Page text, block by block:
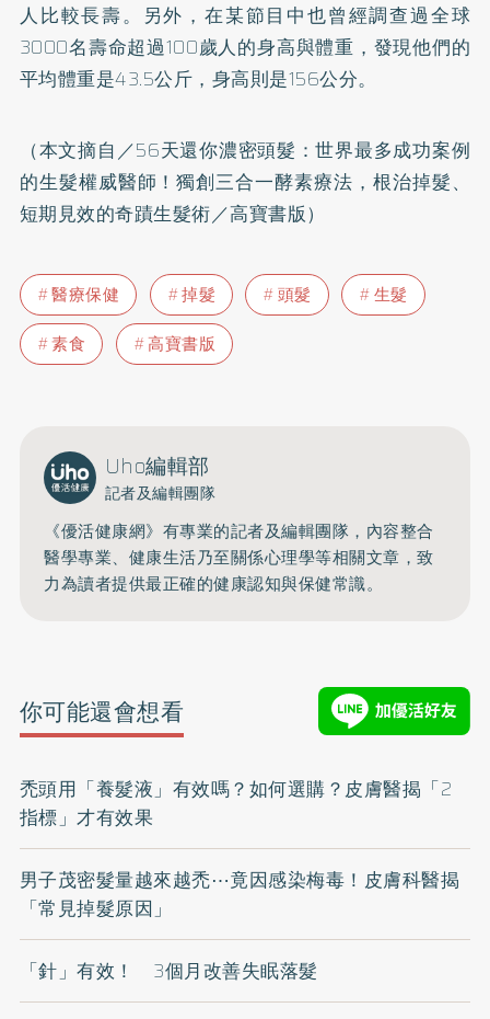
人比較長壽。另外，在某節目中也曾經調查過全球
3000名壽命超過100歲人的身高與體重，發現他們的
平均體重是43.5公斤，身高則是156公分。
（本文摘自／56天還你濃密頭髮：世界最多成功案例
的生髮權威醫師！獨創三合一酵素療法，根治掉髮、
短期見效的奇蹟生髮術／高寶書版）
醫療保健 掉髮 頭髮
生髮
素食
高寶書版
Uho編輯部
記者及編輯團隊
《優活健康網》有專業的記者及編輯團隊，內容整合
醫學專業、健康生活乃至關係心理學等相關文章，致
力為讀者提供最正確的健康認知與保健常識。
你可能還會想看
禿頭用「養髮液」有效嗎？如何選購？皮膚醫揭「2
指標」才有效果
男子茂密髮量越來越禿⋯竟因感染梅毒！皮膚科醫揭
「常見掉髮原因」
「針」有效！ 3個月改善失眠落髮